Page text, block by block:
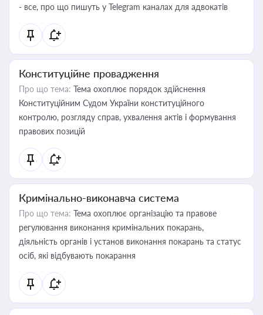
- все, про що пишуть у Telegram каналах для адвокатів
Конституційне провадження
Про що тема: Тема охоплює порядок здійснення
Конституційним Судом України конституційного
контролю, розгляду справ, ухвалення актів і формування
правових позицій
Кримінально-виконавча система
Про що тема: Тема охоплює організацію та правове
регулювання виконання кримінальних покарань,
діяльність органів і установ виконання покарань та статус
осіб, які відбувають покарання